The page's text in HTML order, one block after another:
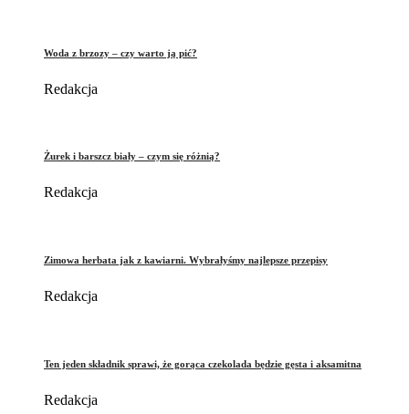
Woda z brzozy – czy warto ją pić?
Redakcja
Żurek i barszcz biały – czym się różnią?
Redakcja
Zimowa herbata jak z kawiarni. Wybrałyśmy najlepsze przepisy
Redakcja
Ten jeden składnik sprawi, że gorąca czekolada będzie gęsta i aksamitna
Redakcja